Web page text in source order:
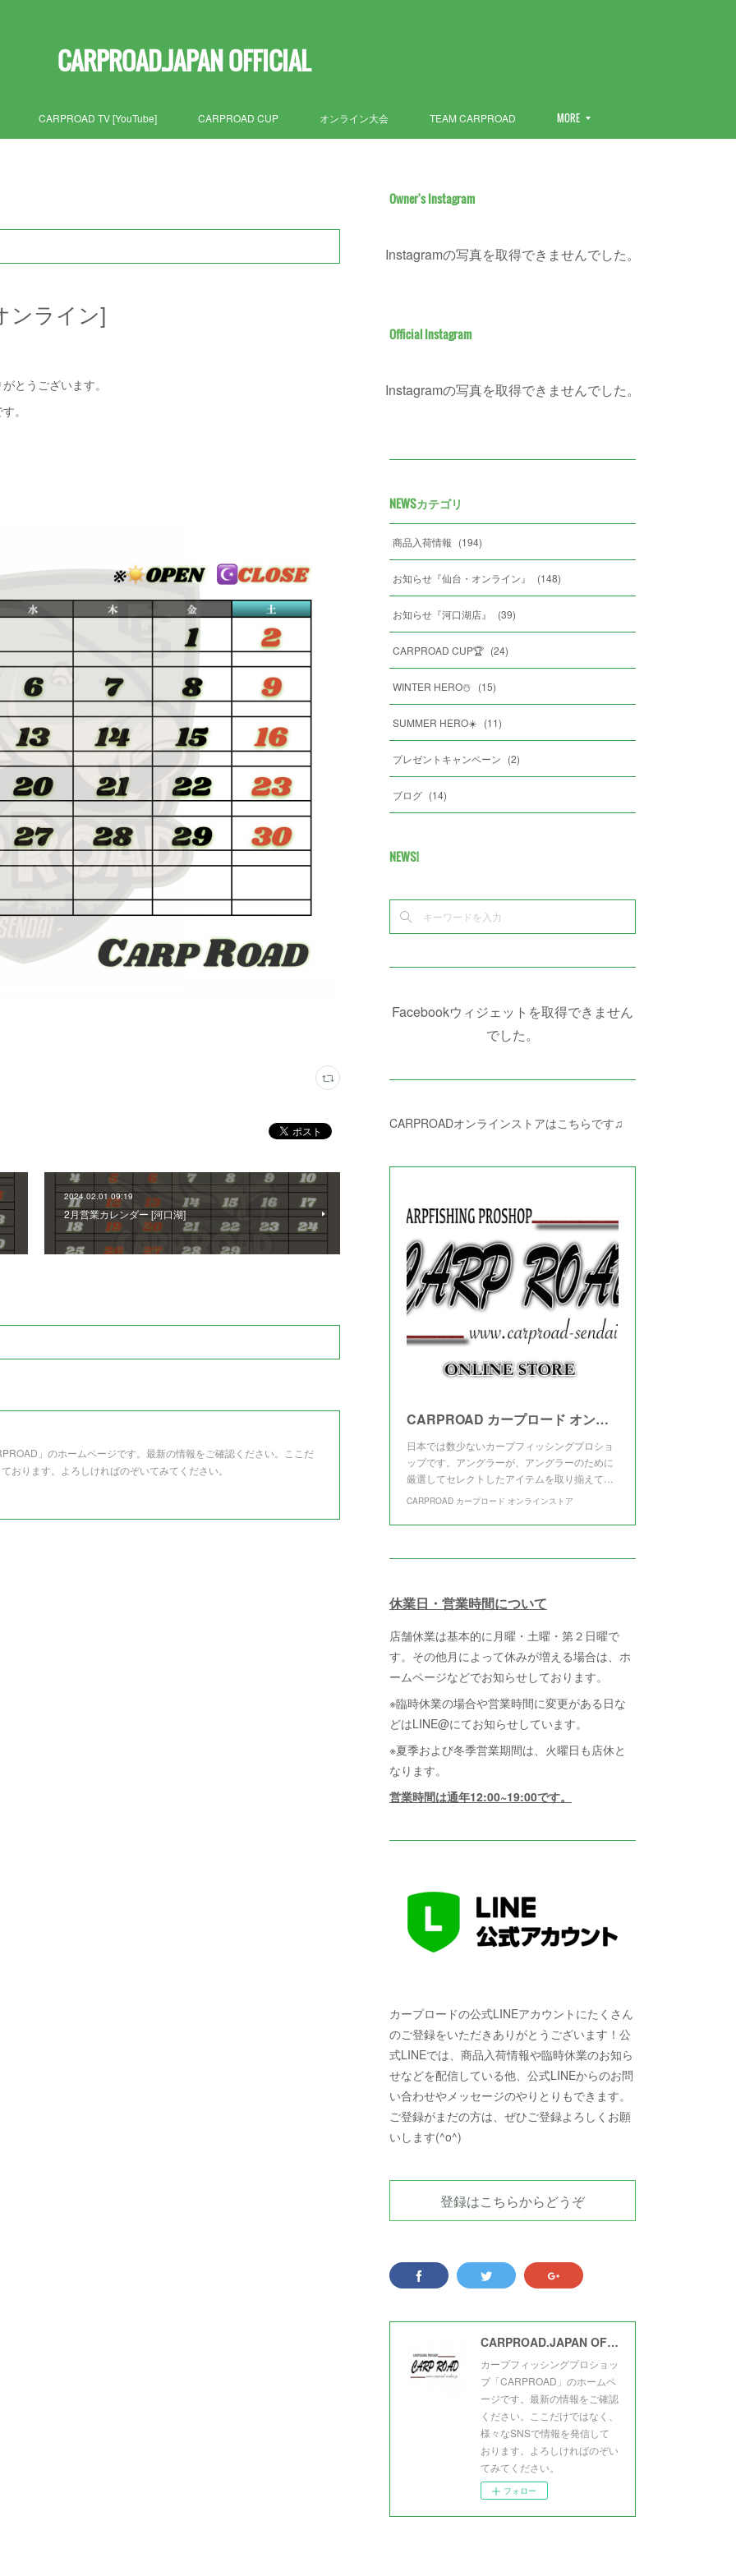
CARPROAD.JAPAN OFFICIAL
CARPROAD TV [YouTube] CARPROAD CUP オンライン大会 TEAM CARPROAD MORE
ンライン]
とうございます。
。
2024.02.01 09:19
2月営業カレンダー [河口湖]
」のホームページです。最新の情報をご確認ください。ここだ
おります。よろしければのぞいてみてください。
Owner's Instagram
Instagramの写真を取得できませんでした。
Official Instagram
Instagramの写真を取得できませんでした。
NEWSカテゴリ
商品入荷情報 (194)
お知らせ『仙台・オンライン』 (148)
お知らせ『河口湖店』 (39)
CARPROAD CUP🏆 (24)
WINTER HERO☃️ (15)
SUMMER HERO☀️ (11)
プレゼントキャンペーン (2)
ブログ (14)
NEWS!
Facebookウィジェットを取得できません
でした。
CARPROADオンラインストアはこちらです♫
CARPROAD カープロード オンラインストア
日本では数少ないカープフィッシングプロショ
ップです。アングラーが、アングラーのために
厳選してセレクトしたアイテムを取り揃えて…
CARPROAD カープロード オンラインストア
休業日・営業時間について
店舗休業は基本的に月曜・土曜・第２日曜で
す。その他月によって休みが増える場合は、ホ
ームページなどでお知らせしております。
※臨時休業の場合や営業時間に変更がある日な
どはLINE@にてお知らせしています。
※夏季および冬季営業期間は、火曜日も店休と
なります。
営業時間は通年12:00~19:00です。
カープロードの公式LINEアカウントにたくさん
のご登録をいただきありがとうございます！公
式LINEでは、商品入荷情報や臨時休業のお知ら
せなどを配信している他、公式LINEからのお問
い合わせやメッセージのやりとりもできます。
ご登録がまだの方は、ぜひご登録よろしくお願
いします(^o^)
登録はこちらからどうぞ
CARPROAD.JAPAN OFFICIAL
カープフィッシングプロショッ
プ「CARPROAD」のホームペ
ージです。最新の情報をご確認
ください。ここだけではなく、
様々なSNSで情報を発信して
おります。よろしければのぞい
てみてください。
フォロー